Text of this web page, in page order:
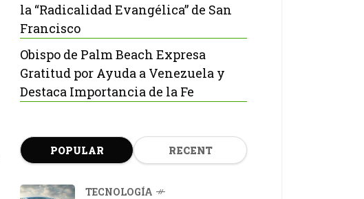
la “Radicalidad Evangélica” de San
Francisco
Obispo de Palm Beach Expresa
Gratitud por Ayuda a Venezuela y
Destaca Importancia de la Fe
POPULAR RECENT
TECNOLOGÍA